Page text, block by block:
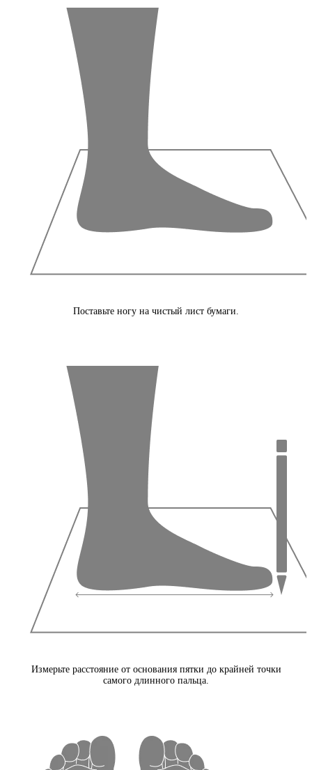
Поставьте ногу на чистый лист бумаги.
Измерьте расстояние от основания пятки до крайней точки
самого длинного пальца.